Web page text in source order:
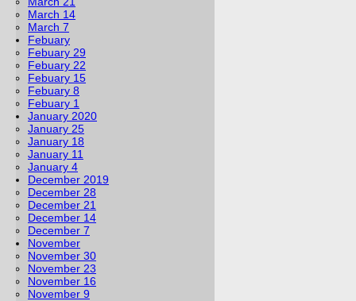
March 14
March 7
Febuary
Febuary 29
Febuary 22
Febuary 15
Febuary 8
Febuary 1
January 2020
January 25
January 18
January 11
January 4
December 2019
December 28
December 21
December 14
December 7
November
November 30
November 23
November 16
November 9